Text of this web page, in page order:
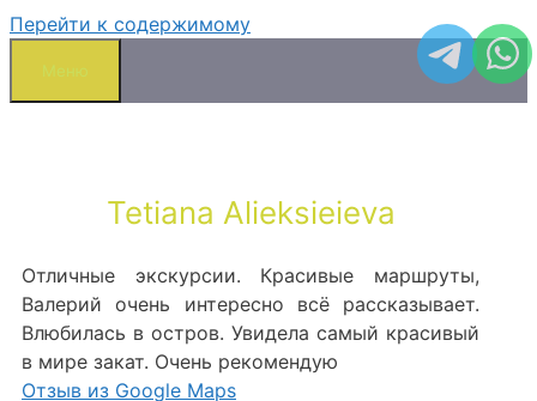
Перейти к содержимому
Меню
Tetiana Alieksieieva
Отличные экскурсии. Красивые маршруты,
Валерий очень интересно всё рассказывает.
Влюбилась в остров. Увидела самый красивый
в мире закат. Очень рекомендую
Отзыв из Google Maps